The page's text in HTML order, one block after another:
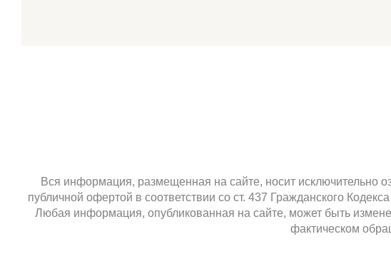
Вся информация, размещенная на сайте, носит исключительно
публичной офертой в соответствии со ст. 437 Гражданского
Любая информация, опубликованная на сайте, может быть
фактическом